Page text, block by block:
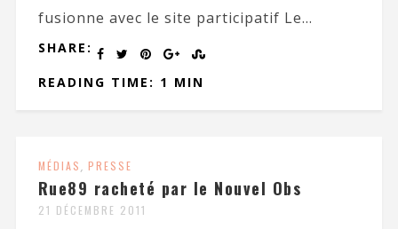
fusionne avec le site participatif Le...
SHARE:
READING TIME: 1 MIN
MÉDIAS, PRESSE
Rue89 racheté par le Nouvel Obs
21 DÉCEMBRE 2011